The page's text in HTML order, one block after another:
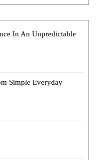
In An Unpredictable
Simple Everyday